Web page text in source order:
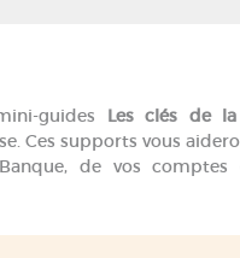
guides Les clés de
Ces supports vous
de vos